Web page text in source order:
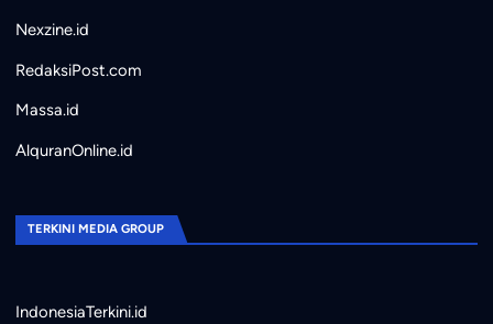
Nexzine.id
RedaksiPost.com
Massa.id
AlquranOnline.id
TERKINI MEDIA GROUP
IndonesiaTerkini.id